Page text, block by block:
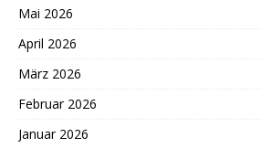
Mai 2026
April 2026
März 2026
Februar 2026
Januar 2026